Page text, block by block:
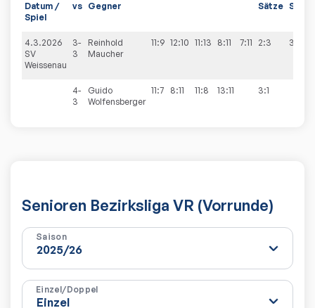
Datum /
Spiel
vs Gegner Sätze
4.3.2026
SV
Weissenau
3-
3
Reinhold
Maucher
11:9 12:10 11:13 8:11 7:11 2:3 3:6
4-
3
Guido
Wolfensberger
11:7 8:11 11:8 13:11 3:1
Senioren Bezirksliga VR (Vorrunde)
Saison
Einzel/Doppel